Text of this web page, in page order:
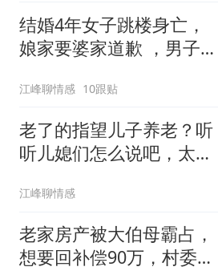
结婚4年女子跳楼身亡，
娘家要婆家道歉 ，男子却
江峰聊情感 10跟贴
老了的指望儿子养老？听
听儿媳们怎么说吧，太现
江峰聊情感
老家房产被大伯母霸占，
想要回补偿90万，村委